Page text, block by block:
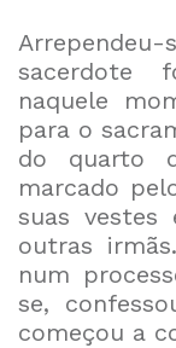
sacerdote
naquele
para o
do quarto
marcado
suas vestes
outras
num
se,
começou a